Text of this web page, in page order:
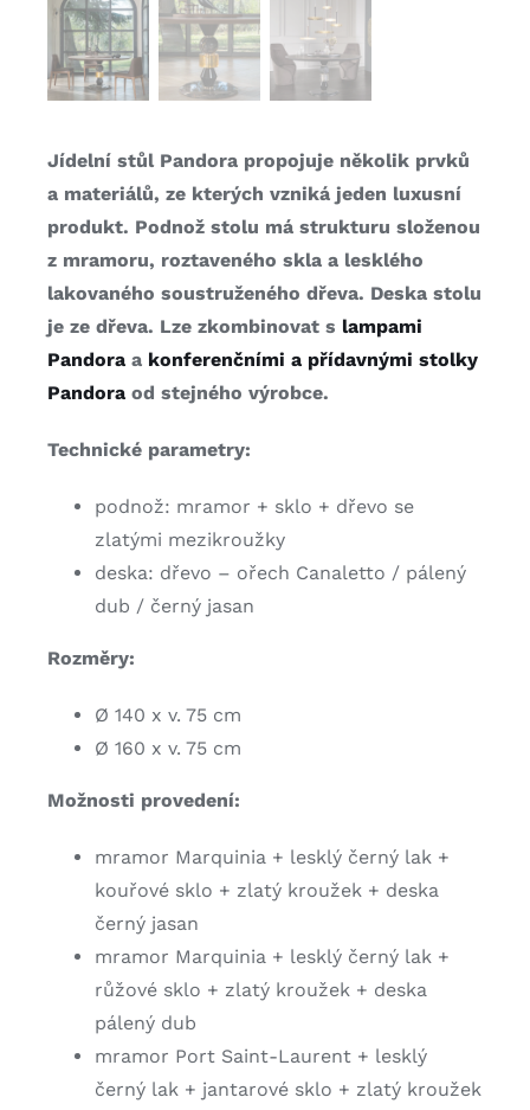
Jídelní stůl Pandora propojuje několik prvků
a materiálů, ze kterých vzniká jeden luxusní
produkt. Podnož stolu má strukturu složenou
z mramoru, roztaveného skla a lesklého
lakovaného soustruženého dřeva. Deska stolu
je ze dřeva. Lze zkombinovat s lampami
Pandoraa konferenčními a přídavnými stolky
Pandoraod stejného výrobce.
Technické parametry:
podnož: mramor + sklo + dřevo se
zlatými mezikroužky
deska: dřevo – ořech Canaletto / pálený
dub / černý jasan
Rozměry:
Ø 140 x v. 75 cm
Ø 160 x v. 75 cm
Možnosti provedení:
mramor Marquinia + lesklý černý lak +
kouřové sklo + zlatý kroužek + deska
černý jasan
mramor Marquinia + lesklý černý lak +
růžové sklo + zlatý kroužek + deska
pálený dub
mramor Port Saint-Laurent + lesklý
černý lak + jantarové sklo + zlatý kroužek